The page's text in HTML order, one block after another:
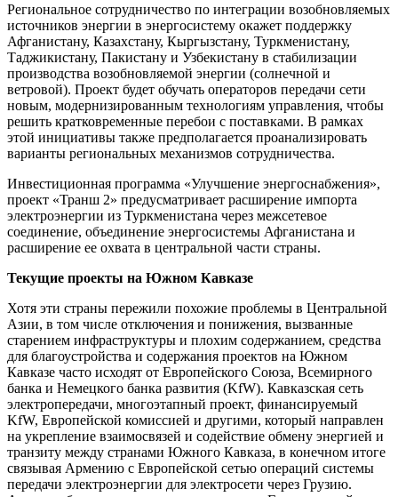
Региональное сотрудничество по интеграции возобновляемых
источников энергии в энергосистему окажет поддержку
Афганистану, Казахстану, Кыргызстану, Туркменистану,
Таджикистану, Пакистану и Узбекистану в стабилизации
производства возобновляемой энергии (солнечной и
ветровой). Проект будет обучать операторов передачи сети
новым, модернизированным технологиям управления, чтобы
решить кратковременные перебои с поставками. В рамках
этой инициативы также предполагается проанализировать
варианты региональных механизмов сотрудничества.
Инвестиционная программа «Улучшение энергоснабжения»,
проект «Транш 2» предусматривает расширение импорта
электроэнергии из Туркменистана через межсетевое
соединение, объединение энергосистемы Афганистана и
расширение ее охвата в центральной части страны.
Текущие проекты на Южном Кавказе
Хотя эти страны пережили похожие проблемы в Центральной
Азии, в том числе отключения и понижения, вызванные
старением инфраструктуры и плохим содержанием, средства
для благоустройства и содержания проектов на Южном
Кавказе часто исходят от Европейского Союза, Всемирного
банка и Немецкого банка развития (KfW). Кавказская сеть
электропередачи, многоэтапный проект, финансируемый
KfW, Европейской комиссией и другими, который направлен
на укрепление взаимосвязей и содействие обмену энергией и
транзиту между странами Южного Кавказа, в конечном итоге
связывая Армению с Европейской сетью операций системы
передачи электроэнергии для электросети через Грузию.